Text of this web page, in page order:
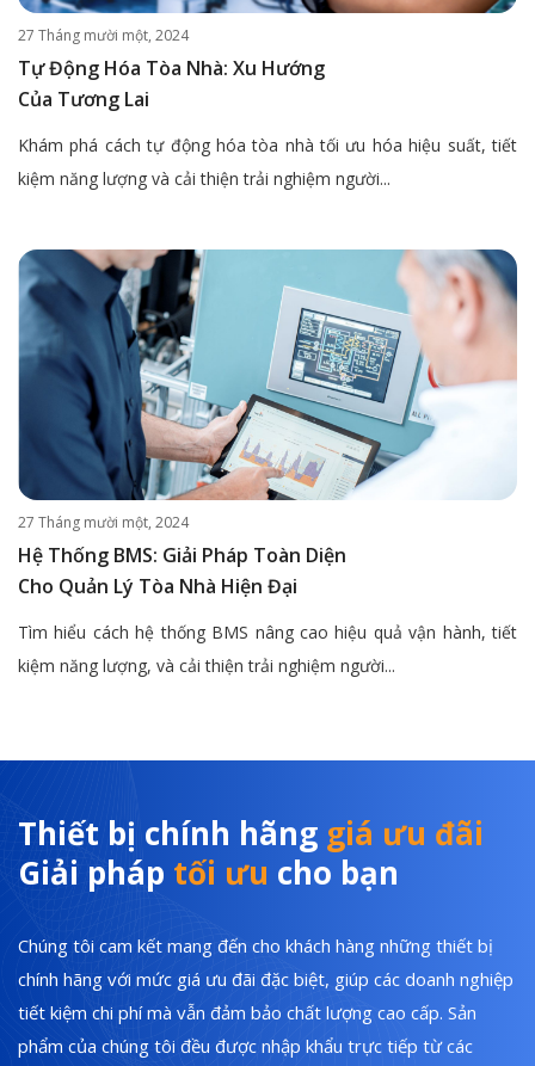
27 Tháng mười một, 2024
Tự Động Hóa Tòa Nhà: Xu Hướng
Của Tương Lai
Khám phá cách tự động hóa tòa nhà tối ưu hóa hiệu suất, tiết
kiệm năng lượng và cải thiện trải nghiệm người...
27 Tháng mười một, 2024
Hệ Thống BMS: Giải Pháp Toàn Diện
Cho Quản Lý Tòa Nhà Hiện Đại
Tìm hiểu cách hệ thống BMS nâng cao hiệu quả vận hành, tiết
kiệm năng lượng, và cải thiện trải nghiệm người...
Thiết bị chính hãng giá ưu đãi
Giải pháp tối ưu cho bạn
Chúng tôi cam kết mang đến cho khách hàng những thiết bị
chính hãng với mức giá ưu đãi đặc biệt, giúp các doanh nghiệp
tiết kiệm chi phí mà vẫn đảm bảo chất lượng cao cấp. Sản
phẩm của chúng tôi đều được nhập khẩu trực tiếp từ các